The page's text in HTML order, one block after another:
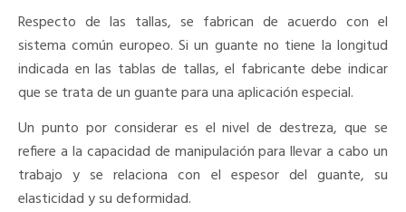
Respecto de las tallas, se fabrican de acuerdo con el
sistema común europeo. Si un guante no tiene la longitud
indicada en las tablas de tallas, el fabricante debe indicar
que se trata de un guante para una aplicación especial.
Un punto por considerar es el nivel de destreza, que se
refiere a la capacidad de manipulación para llevar a cabo un
trabajo y se relaciona con el espesor del guante, su
elasticidad y su deformidad.